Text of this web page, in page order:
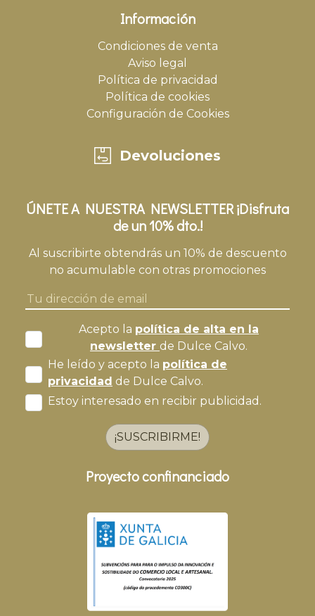
Información
Condiciones de venta
Aviso legal
Política de privacidad
Política de cookies
Configuración de Cookies
Devoluciones
ÚNETE A NUESTRA NEWSLETTER ¡Disfruta
de un 10% dto.!
Al suscribirte obtendrás un 10% de descuento
no acumulable con otras promociones
Acepto la política de alta en la
newsletter de Dulce Calvo.
He leído y acepto la política de
privacidad de Dulce Calvo.
Estoy interesado en recibir publicidad.
¡SUSCRIBIRME!
Proyecto confinanciado